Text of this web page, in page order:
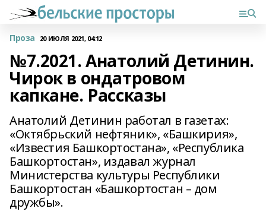
Проза 20 ИЮЛЯ 2021, 04:12
№7.2021. Анатолий Детинин.
Чирок в ондатровом
капкане. Рассказы
Анатолий Детинин работал в газетах:
«Октябрьский нефтяник», «Башкирия»,
«Известия Башкортостана», «Республика
Башкортостан», издавал журнал
Министерства культуры Республики
Башкортостан «Башкортостан – дом
дружбы».